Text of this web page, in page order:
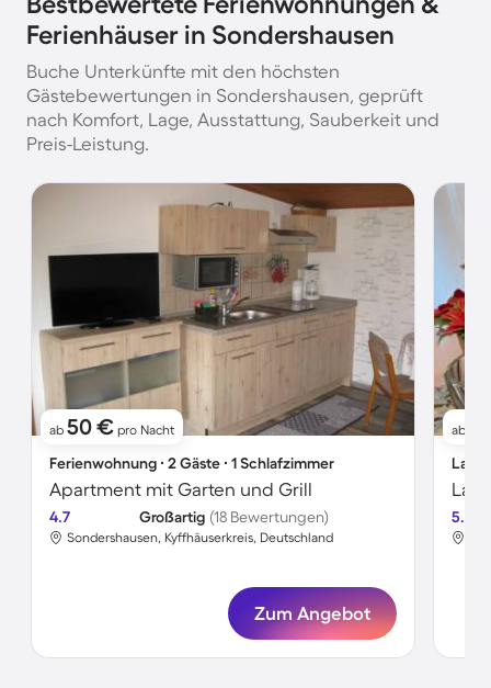
Ferienhäuser in Sondershausen
Buche Unterkünfte mit den höchsten
Gästebewertungen in Sondershausen, geprüft
nach Komfort, Lage, Ausstattung, Sauberkeit und
Preis-Leistung.
ab 50 € pro Nacht
Ferienwohnung ∙ 2 Gäste ∙ 1 Schlafzimmer
Apartment mit Garten und Grill
4.7 Großartig (18 Bewertungen)
Sondershausen, Kyffhäuserkreis, Deutschland
Zum Angebot
ab
5.0